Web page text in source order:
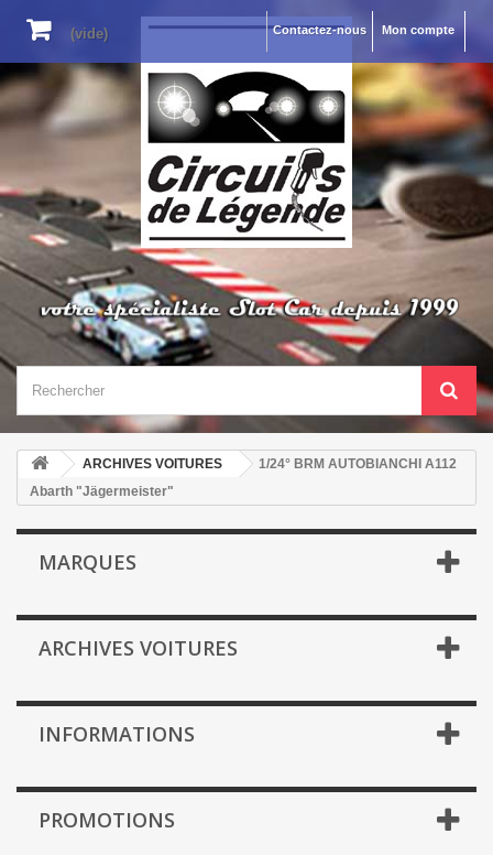
Mon compte
Contactez-nous
(vide)
ARCHIVES VOITURES
1/24° BRM AUTOBIANCHI A112
Abarth "Jägermeister"
MARQUES
ARCHIVES VOITURES
INFORMATIONS
PROMOTIONS